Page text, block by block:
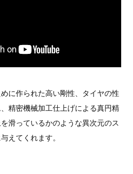
に作られた高い剛性、タイヤの性
精密機械加工仕上げによる真円精
滑っているかのような異次元のス
えてくれます。